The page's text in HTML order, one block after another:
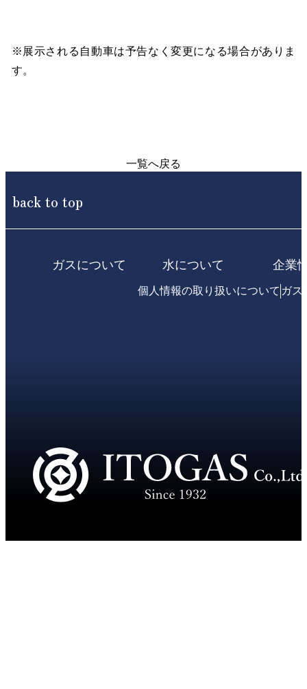
※展示される自動車は予告なく変更になる場合がありま
す。
一覧へ戻る
back to top
ガスについて 水について 企業
個人情報の取り扱いについて ガス